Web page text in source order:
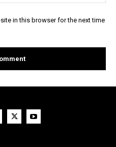
in this browser for the next time